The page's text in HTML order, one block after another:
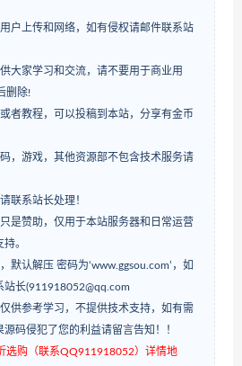
户上传和网络，如有侵权请邮件联系站
大家学习和交流，请不要用于商业用
删除!
者教程，可以投稿到本站，分享有金币
，游戏，其他资源部不包含技术服务请
联系站长处理！
是赞助，仅用于本站服务器和日常运营
。
默认解压 密码为‘www.ggsou.com’，如
站长(911918052@qq.com
供参考学习，不提供技术支持，如有需
码侵犯了您的利益请留言告知！！
选购（联系QQ911918052）详情地